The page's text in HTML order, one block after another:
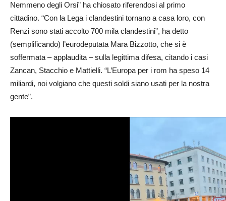
Nemmeno degli Orsi” ha chiosato riferendosi al primo
cittadino. “Con la Lega i clandestini tornano a casa loro, con
Renzi sono stati accolto 700 mila clandestini”, ha detto
(semplificando) l’eurodeputata Mara Bizzotto, che si è
soffermata – applaudita – sulla legittima difesa, citando i casi
Zancan, Stacchio e Mattielli. “L’Europa per i rom ha speso 14
miliardi, noi volgiano che questi soldi siano usati per la nostra
gente”.